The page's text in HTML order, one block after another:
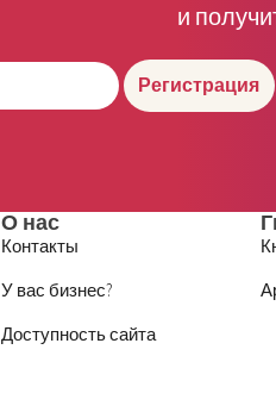
и
Регистрация
О нас
Контакты
У вас бизнес?
Доступность сайта